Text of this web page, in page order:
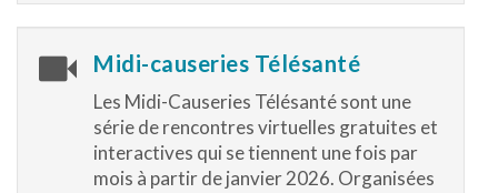
Midi-causeries Télésanté
Les Midi-Causeries Télésanté sont une
série de rencontres virtuelles gratuites et
interactives qui se tiennent une fois par
mois à partir de janvier 2026. Organisées